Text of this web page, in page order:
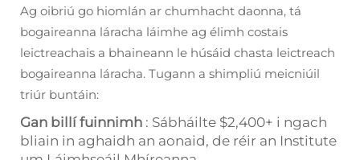
Ag oibriú go hiomlán ar chumhacht daonna, tá
bogaireanna láracha láimhe ag élimh costais
leictreachais a bhaineann le húsáid chasta leictreach
bogaireanna láracha. Tugann a shimpliú meicniúil
triúr buntáin:
Gan billí fuinnimh : Sábháilte $2,400+ i ngach
bliain in aghaidh an aonaid, de réir an Institute